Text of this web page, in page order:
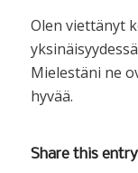
Olen viettänyt
Mielestäni ne
hyvää.
Share this entry